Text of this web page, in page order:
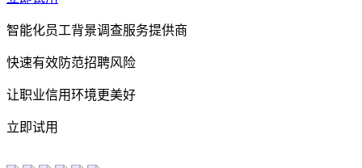
智能化员工背景调查服务提供商
快速有效防范招聘风险
让职业信用环境更美好
立即试用